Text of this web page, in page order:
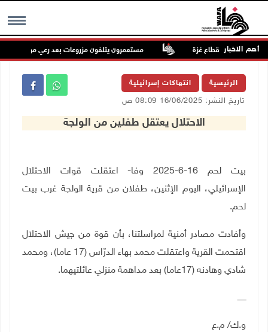
MENU أهم الاخبار مستعمرون يتلفون مزروعات بعد رعي مواشيهم في
الرئيسية انتهاكات إسرائيلية
تاريخ النشر: 16/06/2025 08:09 ص
الاحتلال يعتقل طفلين من الولجة
بيت لحم 16-6-2025 وفا- اعتقلت قوات الاحتلال
الإسرائيلي، اليوم الإثنين، طفلان من قرية الولجة غرب بيت
لحم.
وأفادت مصادر أمنية لمراسلتنا، بأن قوة من جيش الاحتلال
اقتحمت القرية واعتقلت محمد بهاء الدرّاس (17 عاما)، ومحمد
شادي وهادنه (17عاما) بعد مداهمة منزلي عائلتيهما.
ـــــــ
و.ك/ م.ع